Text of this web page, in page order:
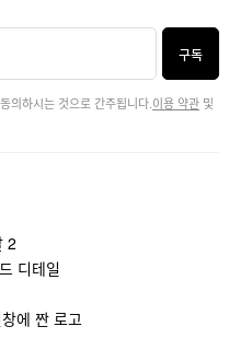
구독
의하시는 것으로 간주됩니다. 이용 약관 및
2
디테일
에 짠 로고